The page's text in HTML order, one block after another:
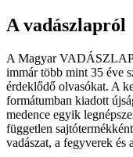
A vadászlapról
A Magyar VADÁSZLAP
immár több mint 35 éve
érdeklődő olvasókat. A
formátumban kiadott
medence egyik
független
vadászat, a fegyverek és